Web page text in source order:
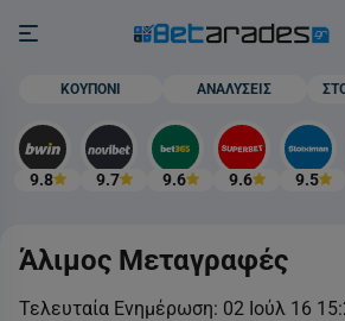
Burger button Στοίχημα
ΚΟΥΠΟΝΙ ΑΝΑΛΥΣΕΙΣ
9.8 9.7 9.6 9.6 9.5
Άλιμος Μεταγραφές
Τελευταία Ενημέρωση: 02 Ιούλ 16